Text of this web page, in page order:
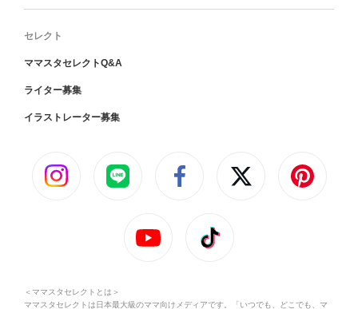
セレクト
ママスタセレクトQ&A
ライター募集
イラストレーター募集
＜ママスタセレクトとは＞
ママスタセレクトは日本最大級のママ向けメディアです。「いつでも、どこでも、マ